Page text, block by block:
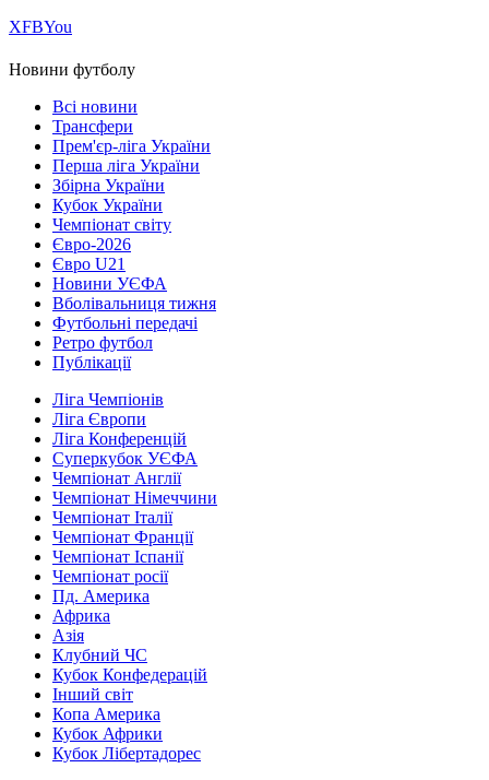
ХFBYou
Новини футболу
Всі новини
Трансфери
Прем'єр-ліга України
Перша ліга України
Збірна України
Кубок України
Чемпіонат світу
Євро-2026
Євро U21
Новини УЄФА
Вболівальниця тижня
Футбольні передачі
Ретро футбол
Публікації
Ліга Чемпіонів
Ліга Європи
Ліга Конференцій
Суперкубок УЄФА
Чемпіонат Англії
Чемпіонат Німеччини
Чемпіонат Італії
Чемпіонат Франції
Чемпіонат Іспанії
Чемпіонат росії
Пд. Америка
Африка
Азія
Клубний ЧС
Кубок Конфедерацій
Інший світ
Копа Америка
Кубок Африки
Кубок Лібертадорес